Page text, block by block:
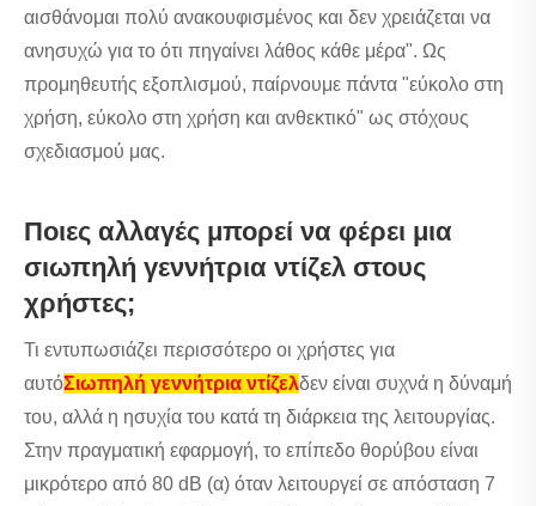
αισθάνομαι πολύ ανακουφισμένος και δεν χρειάζεται να
ανησυχώ για το ότι πηγαίνει λάθος κάθε μέρα". Ως
προμηθευτής εξοπλισμού, παίρνουμε πάντα "εύκολο στη
χρήση, εύκολο στη χρήση και ανθεκτικό" ως στόχους
σχεδιασμού μας.
Ποιες αλλαγές μπορεί να φέρει μια
σιωπηλή γεννήτρια ντίζελ στους
χρήστες;
Τι εντυπωσιάζει περισσότερο οι χρήστες για
αυτόΣιωπηλή γεννήτρια ντίζελδεν είναι συχνά η δύναμή
του, αλλά η ησυχία του κατά τη διάρκεια της λειτουργίας.
Στην πραγματική εφαρμογή, το επίπεδο θορύβου είναι
μικρότερο από 80 dB (α) όταν λειτουργεί σε απόσταση 7